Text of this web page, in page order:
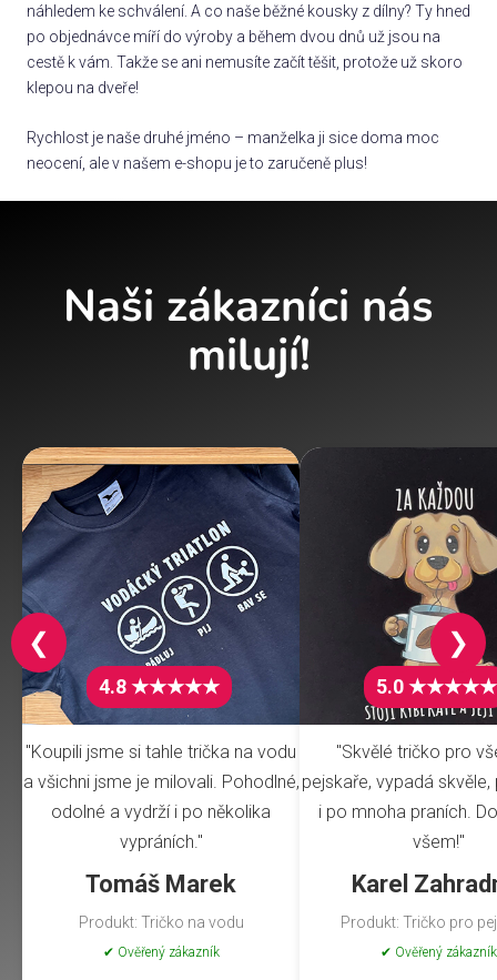
náhledem ke schválení. A co naše běžné kousky z dílny? Ty hned
po objednávce míří do výroby a během dvou dnů už jsou na
cestě k vám. Takže se ani nemusíte začít těšit, protože už skoro
klepou na dveře!
Rychlost je naše druhé jméno – manželka ji sice doma moc
neocení, ale v našem e-shopu je to zaručeně plus!
Naši zákazníci nás
milují!
4.8 ★★★★★
"Koupili jsme si tahle trička na vodu
a všichni jsme je milovali. Pohodlné,
odolné a vydrží i po několika
vypráních."
Tomáš Marek
Produkt: Tričko na vodu
✔ Ověřený zákazník
5.0 ★★★★★
"Skvělé tričko pro
pejskaře, vypadá
i po mnoha praních.
všem!"
Karel
Produkt: Tričko pro
✔ Ověřený zákazník
❮ ❯